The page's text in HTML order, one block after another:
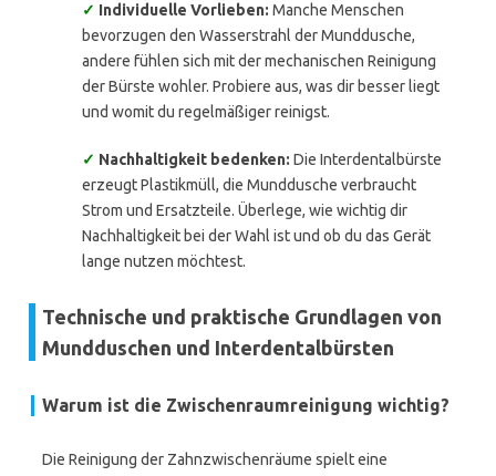
✓ Individuelle Vorlieben: Manche Menschen
bevorzugen den Wasserstrahl der Munddusche,
andere fühlen sich mit der mechanischen Reinigung
der Bürste wohler. Probiere aus, was dir besser liegt
und womit du regelmäßiger reinigst.
✓ Nachhaltigkeit bedenken: Die Interdentalbürste
erzeugt Plastikmüll, die Munddusche verbraucht
Strom und Ersatzteile. Überlege, wie wichtig dir
Nachhaltigkeit bei der Wahl ist und ob du das Gerät
lange nutzen möchtest.
Technische und praktische Grundlagen von
Mundduschen und Interdentalbürsten
Warum ist die Zwischenraumreinigung wichtig?
Die Reinigung der Zahnzwischenräume spielt eine